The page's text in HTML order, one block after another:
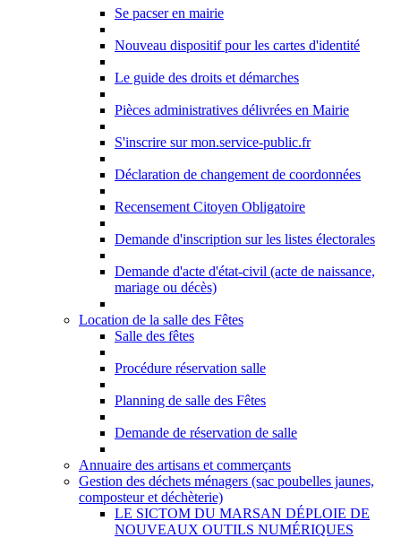
Se pacser en mairie
Nouveau dispositif pour les cartes d'identité
Le guide des droits et démarches
Pièces administratives délivrées en Mairie
S'inscrire sur mon.service-public.fr
Déclaration de changement de coordonnées
Recensement Citoyen Obligatoire
Demande d'inscription sur les listes électorales
Demande d'acte d'état-civil (acte de naissance,
mariage ou décès)
Location de la salle des Fêtes
Salle des fêtes
Procédure réservation salle
Planning de salle des Fêtes
Demande de réservation de salle
Annuaire des artisans et commerçants
Gestion des déchets ménagers (sac poubelles jaunes,
composteur et déchèterie)
LE SICTOM DU MARSAN DÉPLOIE DE
NOUVEAUX OUTILS NUMÉRIQUES